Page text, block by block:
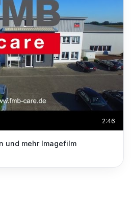
2:46
FMB Care Pflegebetten und mehr Imagefilm